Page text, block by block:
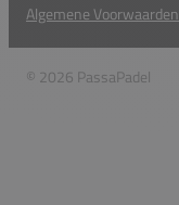
Algemene Voorwaarden
© 2026 PassaPadel